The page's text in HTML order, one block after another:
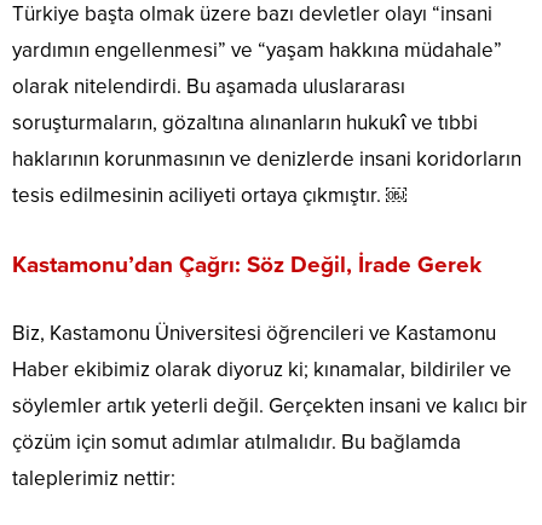
Türkiye başta olmak üzere bazı devletler olayı “insani
yardımın engellenmesi” ve “yaşam hakkına müdahale”
olarak nitelendirdi. Bu aşamada uluslararası
soruşturmaların, gözaltına alınanların hukukî ve tıbbi
haklarının korunmasının ve denizlerde insani koridorların
tesis edilmesinin aciliyeti ortaya çıkmıştır. ￼
Kastamonu’dan Çağrı: Söz Değil, İrade Gerek
Biz, Kastamonu Üniversitesi öğrencileri ve Kastamonu
Haber ekibimiz olarak diyoruz ki; kınamalar, bildiriler ve
söylemler artık yeterli değil. Gerçekten insani ve kalıcı bir
çözüm için somut adımlar atılmalıdır. Bu bağlamda
taleplerimiz nettir: